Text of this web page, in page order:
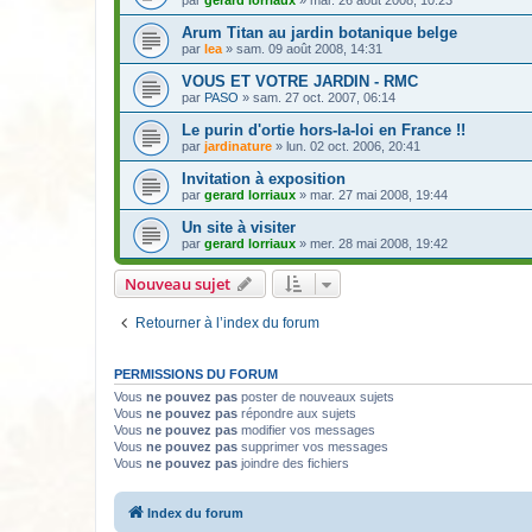
Arum Titan au jardin botanique belge
par lea » sam. 09 août 2008, 14:31
VOUS ET VOTRE JARDIN - RMC
par PASO » sam. 27 oct. 2007, 06:14
Le purin d'ortie hors-la-loi en France !!
par jardinature » lun. 02 oct. 2006, 20:41
Invitation à exposition
par gerard lorriaux » mar. 27 mai 2008, 19:44
Un site à visiter
par gerard lorriaux » mer. 28 mai 2008, 19:42
Nouveau sujet
Retourner à l’index du forum
PERMISSIONS DU FORUM
Vous ne pouvez pas poster de nouveaux sujets
Vous ne pouvez pas répondre aux sujets
Vous ne pouvez pas modifier vos messages
Vous ne pouvez pas supprimer vos messages
Vous ne pouvez pas joindre des fichiers
Index du forum